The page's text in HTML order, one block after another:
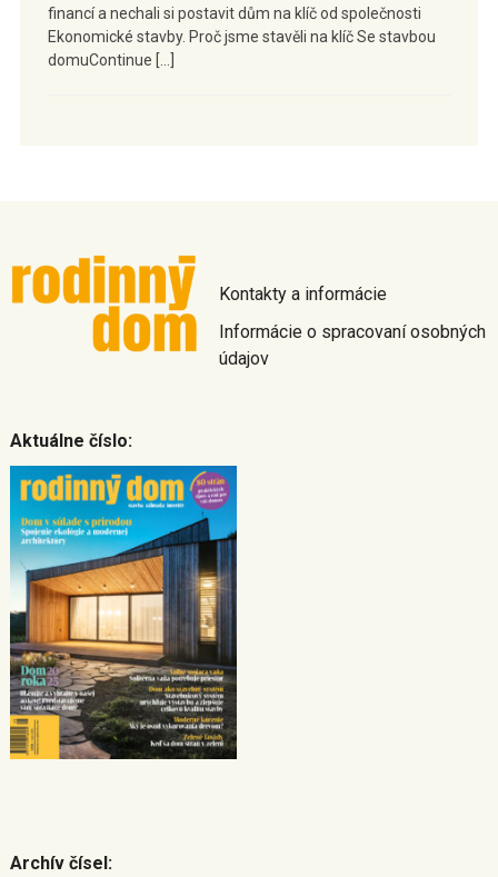
financí a nechali si postavit dům na klíč od společnosti
Ekonomické stavby. Proč jsme stavěli na klíč Se stavbou
domuContinue […]
Kontakty a informácie
Informácie o spracovaní osobných
údajov
Aktuálne číslo:
Archív čísel: